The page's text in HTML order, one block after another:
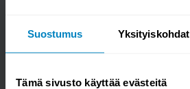
Suostumus Yksityiskohdat
Tämä sivusto käyttää evästeitä
Kysy kysymys
Zahra matto vihreä